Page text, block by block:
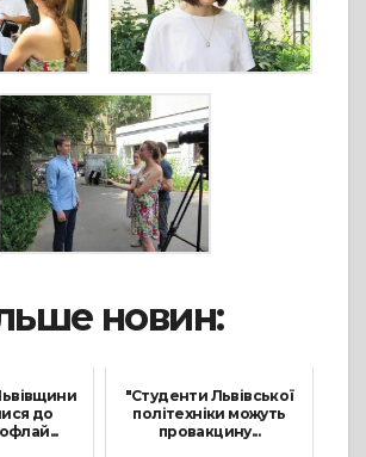
новин:
до
"Студенти Львівської
політехніки можуть
провакцину...